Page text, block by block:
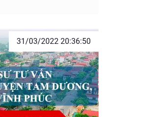
31/03/2022 20:36:50